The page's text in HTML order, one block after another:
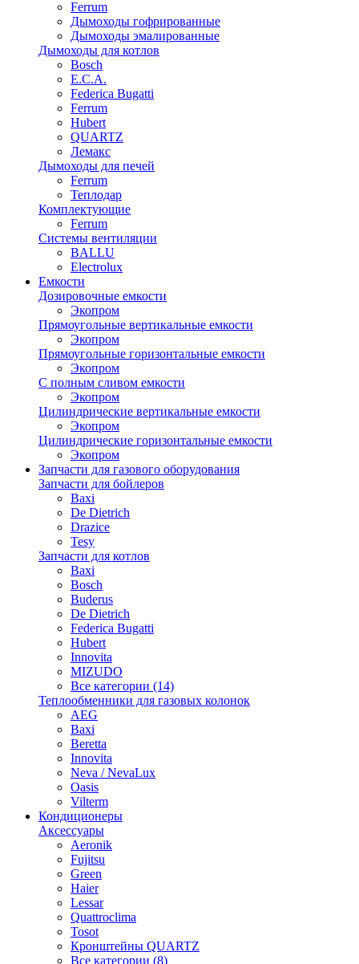
Ferrum
Дымоходы гофрированные
Дымоходы эмалированные
Дымоходы для котлов
Bosch
E.C.A.
Federica Bugatti
Ferrum
Hubert
QUARTZ
Лемакс
Дымоходы для печей
Ferrum
Теплодар
Комплектующие
Ferrum
Системы вентиляции
BALLU
Electrolux
Емкости
Дозировочные емкости
Экопром
Прямоугольные вертикальные емкости
Экопром
Прямоугольные горизонтальные емкости
Экопром
С полным сливом емкости
Экопром
Цилиндрические вертикальные емкости
Экопром
Цилиндрические горизонтальные емкости
Экопром
Запчасти для газового оборудования
Запчасти для бойлеров
Baxi
De Dietrich
Drazice
Tesy
Запчасти для котлов
Baxi
Bosch
Buderus
De Dietrich
Federica Bugatti
Hubert
Innovita
MIZUDO
Все категории (14)
Теплообменники для газовых колонок
AEG
Baxi
Beretta
Innovita
Neva / NevaLux
Oasis
Vilterm
Кондиционеры
Аксессуары
Aeronik
Fujitsu
Green
Haier
Lessar
Quattroclima
Tosot
Кронштейны QUARTZ
Все категории (8)